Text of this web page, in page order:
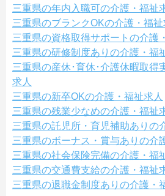
三重県の年内入職可の介護・福祉
三重県のブランクOKの介護・福祉
三重県の資格取得サポートの介護
三重県の研修制度ありの介護・福
三重県の産休･育休･介護休暇取得
求人
三重県の新卒OKの介護・福祉求人
三重県の残業少なめの介護・福祉
三重県の託児所・育児補助ありの
三重県のボーナス・賞与ありの介
三重県の社会保険完備の介護・福
三重県の交通費支給の介護・福祉
三重県の退職金制度ありの介護・